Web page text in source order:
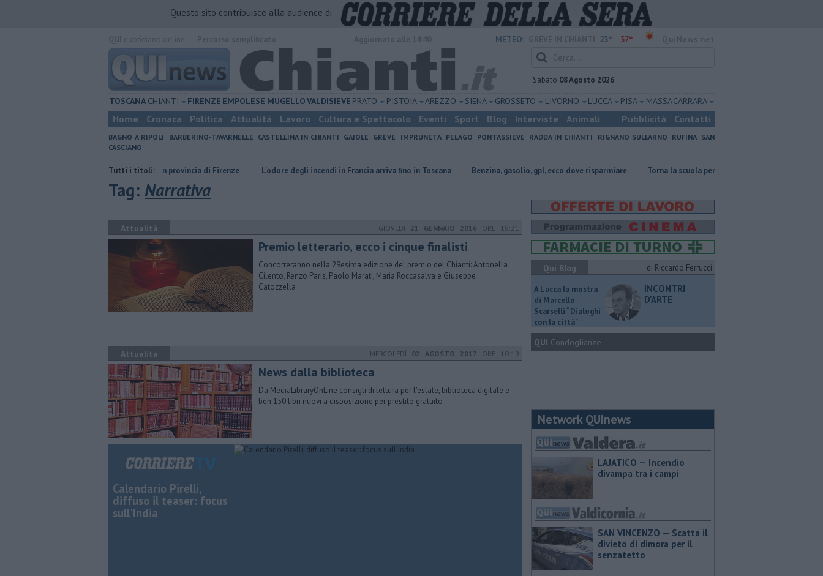
Questo sito contribuisce alla audience di
METEO: 23° 37°
Sabato 08 Agosto 2026
TOSCANA CHIANTI FIRENZE EMPOLESE MUGELLOVALDISIEVE PRATO PISTOIA AREZZO SIENA GROSSETO LIVORNO LUCCA PISA MASSA CARRARA
Home Cronaca Politica Attualità Lavoro Cultura e Spettacolo Eventi Sport Blog Interviste Animali Pubblicità Contatti
BAGNO A RIPOLI BARBERINO-TAVARNELLE CASTELLINA IN CHIANTI GAIOLE GREVE IMPRUNETA PELAGO PONTASSIEVE RADDA IN CHIANTI RIGNANO SULL'ARNO RUFINA SAN
CASCIANO
Tutti i titoli:
​Tutte le offerte di lavoro in provincia di Firenze L'odore degli incendi in Francia arriva fino in Toscana ​Benzina, gasolio, gpl, ecco dove risparmiare Torna la scuola per i contadini del futuro
Tag: Narrativa
Attualità GIOVEDÌ 21 GENNAIO 2016 ORE 18:21
Premio letterario, ecco i cinque finalisti
Concorreranno nella 29esima edizione del premio del Chianti: Antonella
Cilento, Renzo Paris, Paolo Marati, Maria Roccasalva e Giuseppe
Catozzella
Attualità MERCOLEDÌ 02 AGOSTO 2017 ORE 10:19
News dalla biblioteca
Da MediaLibraryOnLine consigli di lettura per l'estate, biblioteca digitale e
ben 150 libri nuovi a disposizione per prestito gratuito
Calendario Pirelli,
diffuso il teaser: focus
sull'India
Qui Blog di Riccardo Ferrucci
A Lucca la mostra
di Marcello
Scarselli “Dialoghi
con la città"
INCONTRI
D'ARTE
QUI Condoglianze
Network QUInews
LAJATICO — Incendio
divampa tra i campi
SAN VINCENZO — Scatta il
divieto di dimora per il
senzatetto